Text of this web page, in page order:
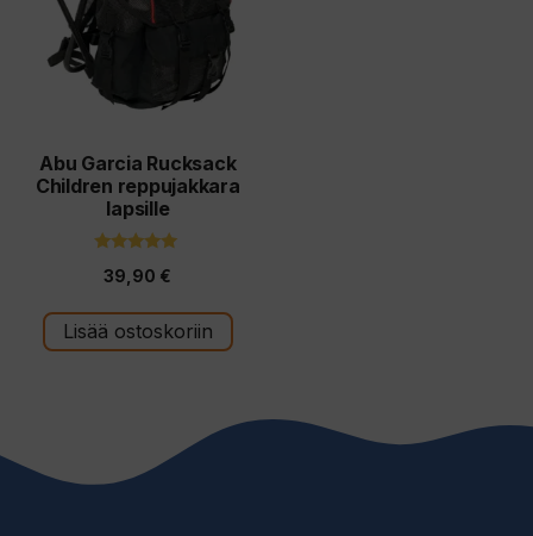
Abu Garcia Rucksack
Children reppujakkara
lapsille
5:stä
39,90 €
Lisää ostoskoriin